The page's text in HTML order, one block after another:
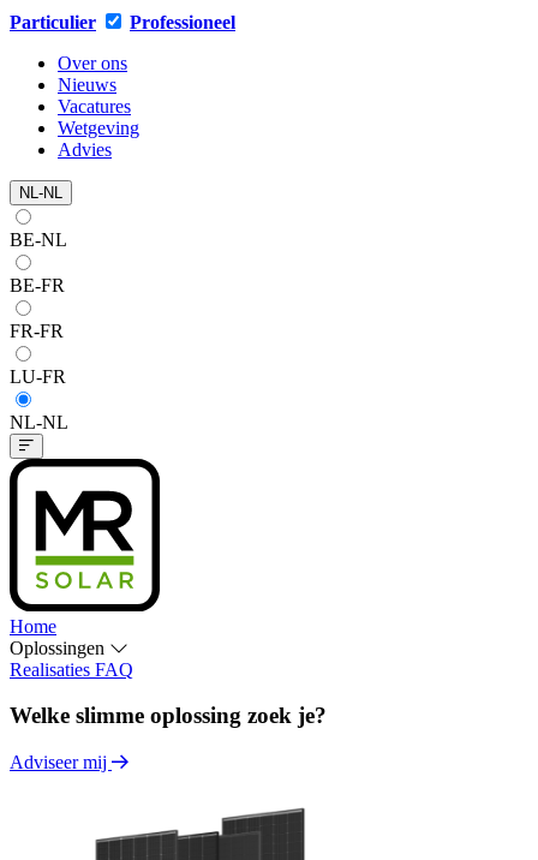
Particulier
Professioneel
Over ons
Nieuws
Vacatures
Wetgeving
Advies
NL-NL
BE-NL
BE-FR
FR-FR
LU-FR
NL-NL
Home
Oplossingen
Realisaties FAQ
Welke slimme oplossing zoek je?
Adviseer mij